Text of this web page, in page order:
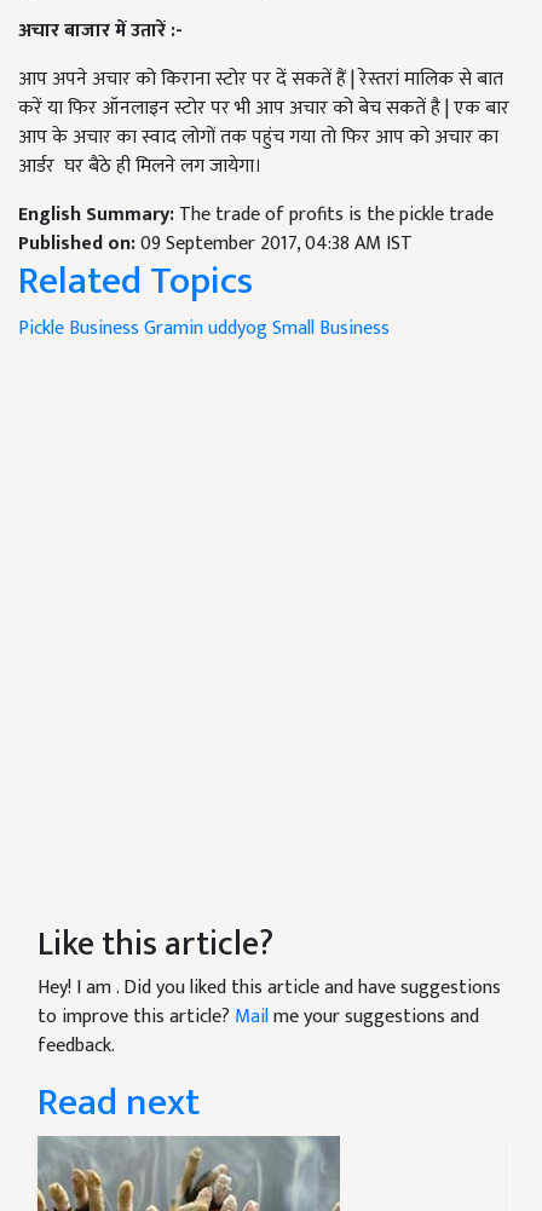
अचार बाजार में उतारें :-
आप अपने अचार को किराना स्टोर पर दें सकतें हैं | रेस्तरां मालिक से बात
करें या फिर ऑनलाइन स्टोर पर भी आप अचार को बेच सकतें है | एक बार
आप के अचार का स्वाद लोगों तक पहुंच गया तो फिर आप को अचार का
आर्डर घर बैठे ही मिलने लग जायेगा।
English Summary:The trade of profits is the pickle trade
Published on:09 September 2017, 04:38 AM IST
Related Topics
Pickle BusinessGramin uddyogSmall Business
Like this article?
Hey! I am. Did you liked this article and have suggestions
to improve this article? Mailme your suggestions and
feedback.
Read next